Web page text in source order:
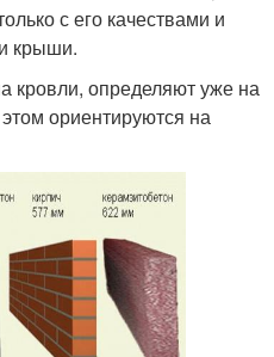
с его качествами и
крыши.
кровли, определяют уже на
ориентируются на